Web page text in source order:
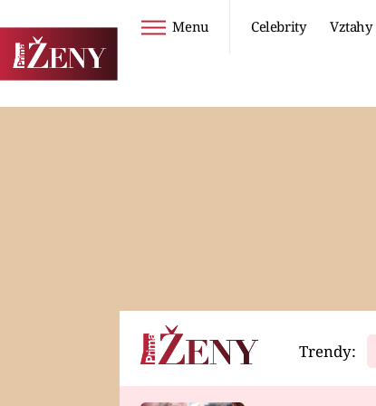
Menu Celebrity Vztahy
Horoskopy Video
Trendy: